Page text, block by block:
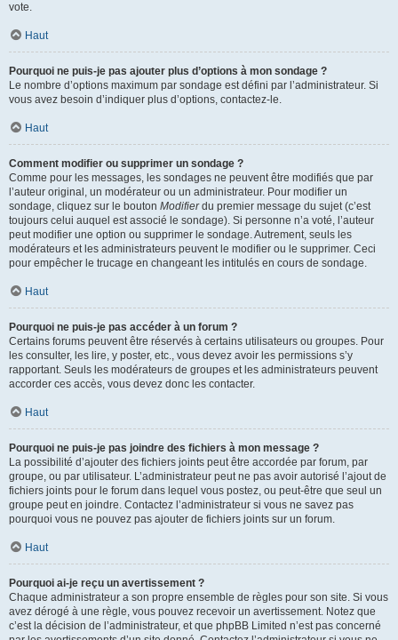
vote.
Haut
Pourquoi ne puis-je pas ajouter plus d’options à mon sondage ?
Le nombre d’options maximum par sondage est défini par l’administrateur. Si
vous avez besoin d’indiquer plus d’options, contactez-le.
Haut
Comment modifier ou supprimer un sondage ?
Comme pour les messages, les sondages ne peuvent être modifiés que par
l’auteur original, un modérateur ou un administrateur. Pour modifier un
sondage, cliquez sur le bouton Modifierdu premier message du sujet (c’est
toujours celui auquel est associé le sondage). Si personne n’a voté, l’auteur
peut modifier une option ou supprimer le sondage. Autrement, seuls les
modérateurs et les administrateurs peuvent le modifier ou le supprimer. Ceci
pour empêcher le trucage en changeant les intitulés en cours de sondage.
Haut
Pourquoi ne puis-je pas accéder à un forum ?
Certains forums peuvent être réservés à certains utilisateurs ou groupes. Pour
les consulter, les lire, y poster, etc., vous devez avoir les permissions s’y
rapportant. Seuls les modérateurs de groupes et les administrateurs peuvent
accorder ces accès, vous devez donc les contacter.
Haut
Pourquoi ne puis-je pas joindre des fichiers à mon message ?
La possibilité d’ajouter des fichiers joints peut être accordée par forum, par
groupe, ou par utilisateur. L’administrateur peut ne pas avoir autorisé l’ajout de
fichiers joints pour le forum dans lequel vous postez, ou peut-être que seul un
groupe peut en joindre. Contactez l’administrateur si vous ne savez pas
pourquoi vous ne pouvez pas ajouter de fichiers joints sur un forum.
Haut
Pourquoi ai-je reçu un avertissement ?
Chaque administrateur a son propre ensemble de règles pour son site. Si vous
avez dérogé à une règle, vous pouvez recevoir un avertissement. Notez que
c’est la décision de l’administrateur, et que phpBB Limited n’est pas concerné